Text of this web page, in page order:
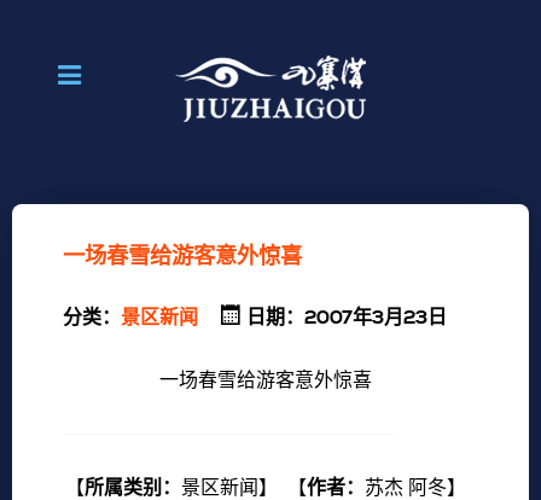
一场春雪给游客意外惊喜
分类： 景区新闻 日期：2007年3月23日
一场春雪给游客意外惊喜
【所属类别： 景区新闻 】 【作者： 苏杰 阿冬】